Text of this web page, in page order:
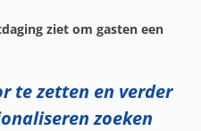
ziet om gasten een
te zetten en verder
zoeken